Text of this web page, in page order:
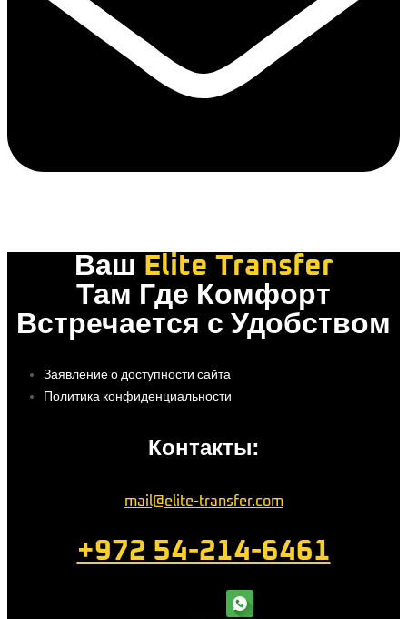
Ваш Elite Transfer
Там Где Комфорт
Встречается с Удобством
Заявление о доступности сайта
Политика конфиденциальности
Контакты:
mail@elite-transfer.com
+972 54-214-6461